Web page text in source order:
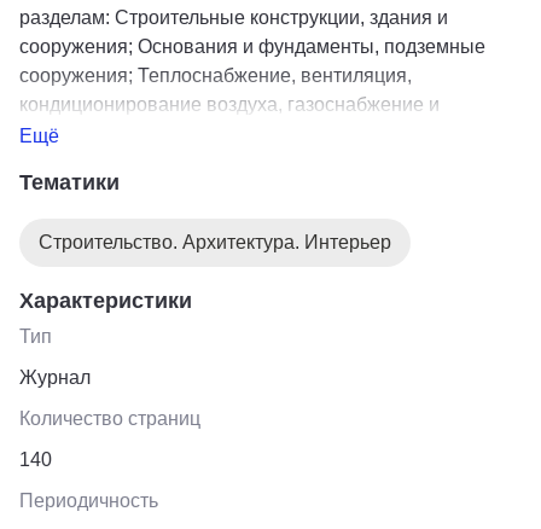
разделам: Строительные конструкции, здания и
сооружения; Основания и фундаменты, подземные
сооружения; Теплоснабжение, вентиляция,
кондиционирование воздуха, газоснабжение и
освещение; Водоснабжение, канализация,
Строительные материалы и изделия; Технология и
строительство дорог, метрополитенов, аэродромов,
механика.
Ещё
Тематики
Строительство. Архитектура. Интерьер
Характеристики
Тип
Журнал
Количество страниц
140
Периодичность